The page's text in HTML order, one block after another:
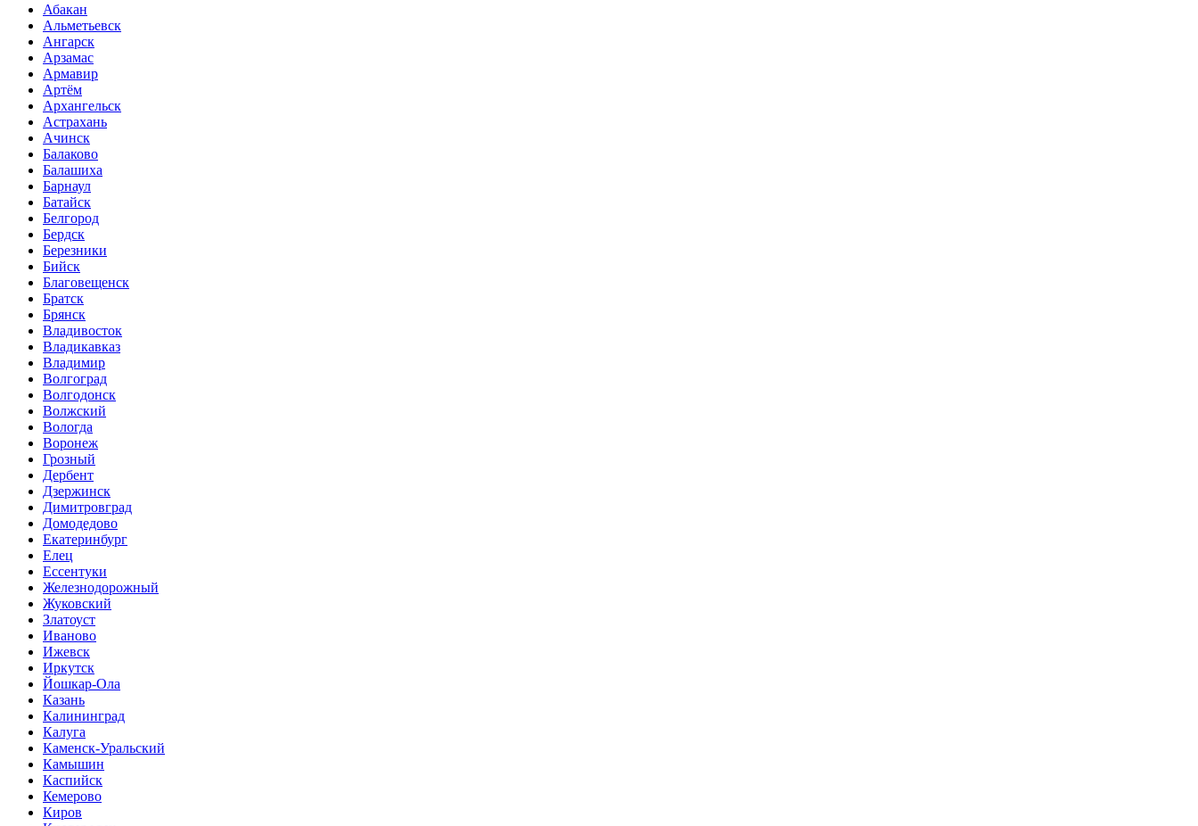
Абакан
Альметьевск
Ангарск
Арзамас
Армавир
Артём
Архангельск
Астрахань
Ачинск
Балаково
Балашиха
Барнаул
Батайск
Белгород
Бердск
Березники
Бийск
Благовещенск
Братск
Брянск
Владивосток
Владикавказ
Владимир
Волгоград
Волгодонск
Волжский
Вологда
Воронеж
Грозный
Дербент
Дзержинск
Димитровград
Домодедово
Екатеринбург
Елец
Ессентуки
Железнодорожный
Жуковский
Златоуст
Иваново
Ижевск
Иркутск
Йошкар-Ола
Казань
Калининград
Калуга
Каменск-Уральский
Камышин
Каспийск
Кемерово
Киров